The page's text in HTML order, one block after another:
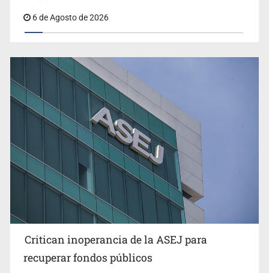
Ex policía es detenido por agresión y amenzas contra
su pareja
Que el IPEJAL encabece la lista de deudores en Jalisco
es un “foco rojo” de gran magnitud: Economista
6 de Agosto de 2026
Critican inoperancia de la ASEJ para
recuperar fondos públicos